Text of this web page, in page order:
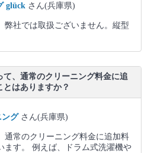
glück さん(兵庫県)
弊社では取扱ございません。縦型
て、通常のクリーニング料金に追
とはありますか？
ング さん(兵庫県)
通常のクリーニング料金に追加料
ます。 例えば、ドラム式洗濯機や